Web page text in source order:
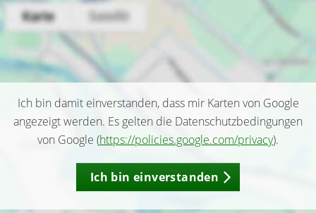
Ich bin damit einverstanden, dass mir Karten von Google
angezeigt werden. Es gelten die Datenschutzbedingungen
von Google (https://policies.google.com/privacy).
Ich bin einverstanden